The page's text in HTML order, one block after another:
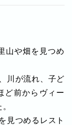
山や畑を見つめ
川が流れ、子ど
ど前からヴィー
見つめるレスト